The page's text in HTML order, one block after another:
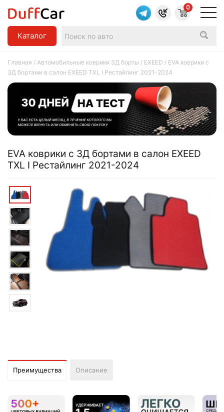
Каталог
0
Главная / Автомобильные коврики 3Д борты / EXEED / EVA коврики c
3Д бортами в салон EXEED TXL I Рестайлинг 2021-2024
EVA коврики c 3Д бортами в салон EXEED
TXL I Рестайлинг 2021-2024
Преимущества Описание